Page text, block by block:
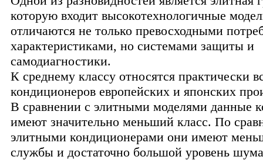
которую входит высокотехнологичные
отличаются не только превосходными
характеристиками, но системами защиты и
самодиагностики.
К среднему классу относятся практически
кондиционеров европейских и японских
В сравнении с элитными моделями данные
имеют значительно меньший класс. По
элитными кондиционерами они имеют
службы и достаточно большой уровень